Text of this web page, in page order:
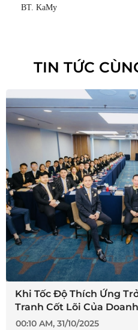
BT. KaMy
TIN TỨC
Khi Tốc Độ Thích Ứng
Tranh Cốt Lõi Của
00:10 AM, 31/10/2025